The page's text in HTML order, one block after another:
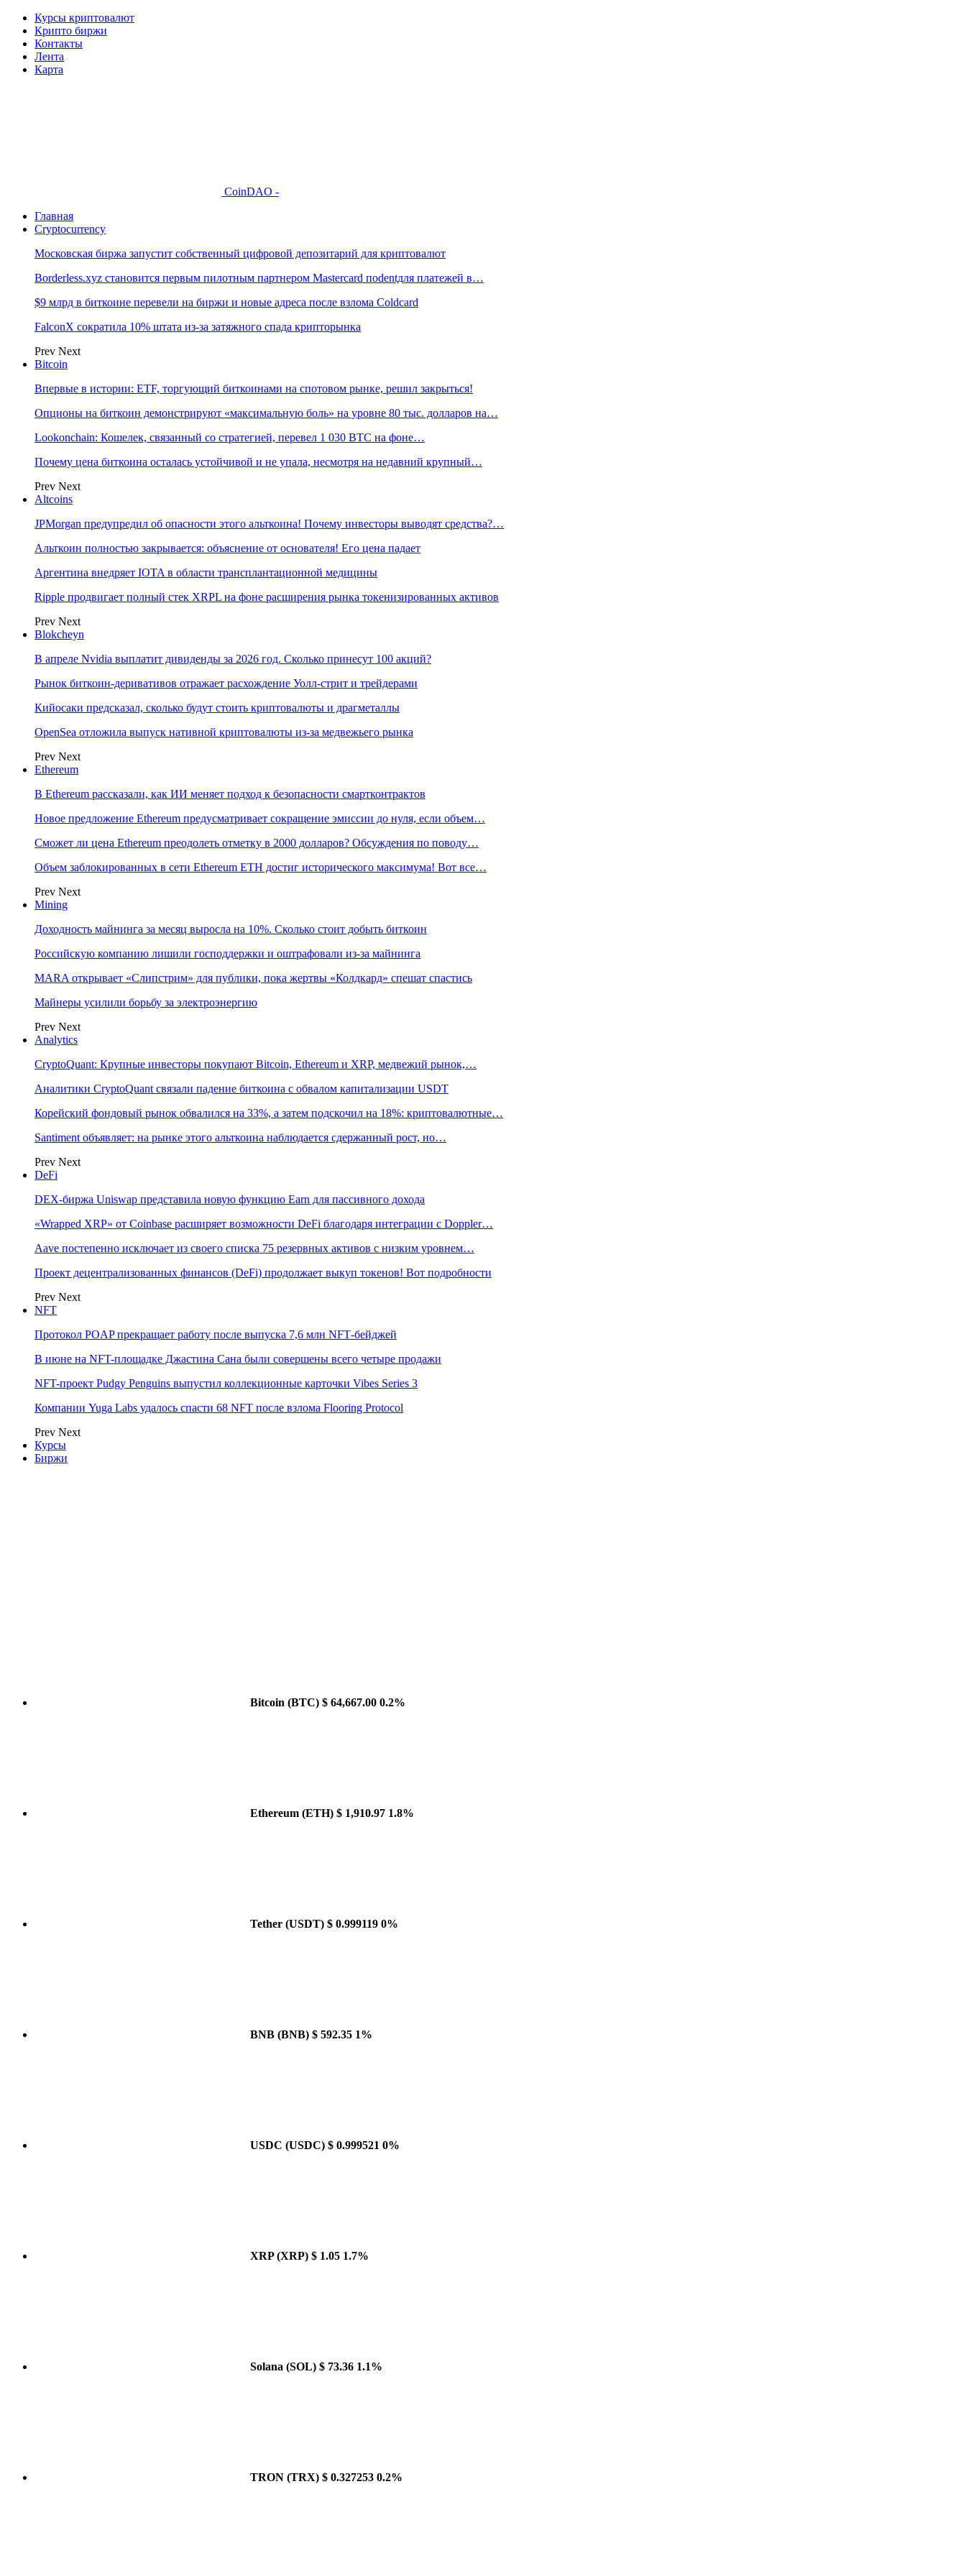
Курсы криптовалют
Крипто биржи
Контакты
Лента
Карта
CoinDAO -
Главная
Cryptocurrency
Московская биржа запустит собственный цифровой депозитарий для криптовалют
Borderless.xyz становится первым пилотным партнером Mastercard поdentдля платежей в…
$9 млрд в биткоине перевели на биржи и новые адреса после взлома Coldcard
FalconX сократила 10% штата из-за затяжного спада крипторынка
Prev Next
Bitcoin
Впервые в истории: ETF, торгующий биткоинами на спотовом рынке, решил закрыться!
Опционы на биткоин демонстрируют «максимальную боль» на уровне 80 тыс. долларов на…
Lookonchain: Кошелек, связанный со стратегией, перевел 1 030 BTC на фоне…
Почему цена биткоина осталась устойчивой и не упала, несмотря на недавний крупный…
Prev Next
Altcoins
JPMorgan предупредил об опасности этого альткоина! Почему инвесторы выводят средства?…
Альткоин полностью закрывается: объяснение от основателя! Его цена падает
Аргентина внедряет IOTA в области трансплантационной медицины
Ripple продвигает полный стек XRPL на фоне расширения рынка токенизированных активов
Prev Next
Blokcheyn
В апреле Nvidia выплатит дивиденды за 2026 год. Сколько принесут 100 акций?
Рынок биткоин-деривативов отражает расхождение Уолл-стрит и трейдерами
Кийосаки предсказал, сколько будут стоить криптовалюты и драгметаллы
OpenSea отложила выпуск нативной криптовалюты из-за медвежьего рынка
Prev Next
Ethereum
В Ethereum рассказали, как ИИ меняет подход к безопасности смартконтрактов
Новое предложение Ethereum предусматривает сокращение эмиссии до нуля, если объем…
Сможет ли цена Ethereum преодолеть отметку в 2000 долларов? Обсуждения по поводу…
Объем заблокированных в сети Ethereum ETH достиг исторического максимума! Вот все…
Prev Next
Mining
Доходность майнинга за месяц выросла на 10%. Сколько стоит добыть биткоин
Российскую компанию лишили господдержки и оштрафовали из-за майнинга
MARA открывает «Слипстрим» для публики, пока жертвы «Колдкард» спешат спастись
Майнеры усилили борьбу за электроэнергию
Prev Next
Analytics
CryptoQuant: Крупные инвесторы покупают Bitcoin, Ethereum и XRP, медвежий рынок,…
Аналитики CryptoQuant связали падение биткоина с обвалом капитализации USDT
Корейский фондовый рынок обвалился на 33%, а затем подскочил на 18%: криптовалютные…
Santiment объявляет: на рынке этого альткоина наблюдается сдержанный рост, но…
Prev Next
DeFi
DEX-биржа Uniswap представила новую функцию Earn для пассивного дохода
«Wrapped XRP» от Coinbase расширяет возможности DeFi благодаря интеграции с Doppler…
Aave постепенно исключает из своего списка 75 резервных активов с низким уровнем…
Проект децентрализованных финансов (DeFi) продолжает выкуп токенов! Вот подробности
Prev Next
NFT
Протокол POAP прекращает работу после выпуска 7,6 млн NFT‑бейджей
В июне на NFT-площадке Джастина Сана были совершены всего четыре продажи
NFT-проект Pudgy Penguins выпустил коллекционные карточки Vibes Series 3
Компании Yuga Labs удалось спасти 68 NFT после взлома Flooring Protocol
Prev Next
Курсы
Биржи
Bitcoin (BTC) $ 64,667.00 0.2%
Ethereum (ETH) $ 1,910.97 1.8%
Tether (USDT) $ 0.999119 0%
BNB (BNB) $ 592.35 1%
USDC (USDC) $ 0.999521 0%
XRP(XRP) $ 1.05 1.7%
Solana (SOL) $ 73.36 1.1%
TRON (TRX) $ 0.327253 0.2%